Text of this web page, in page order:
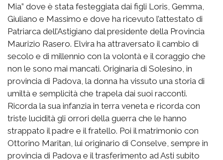
Mia” dove è stata festeggiata dai figli Loris, Gemma,
Giuliano e Massimo e dove ha ricevuto l’attestato di
Patriarca dell’Astigiano dal presidente della Provincia
Maurizio Rasero. Elvira ha attraversato il cambio di
secolo e di millennio con la volontà e il coraggio che
non le sono mai mancati. Originaria di Solesino, in
provincia di Padova, la donna ha vissuto una storia di
umiltà e semplicità che trapela dai suoi racconti.
Ricorda la sua infanzia in terra veneta e ricorda con
triste lucidità gli orrori della guerra che le hanno
strappato il padre e il fratello. Poi il matrimonio con
Ottorino Maritan, lui originario di Conselve, sempre in
provincia di Padova e il trasferimento ad Asti subito